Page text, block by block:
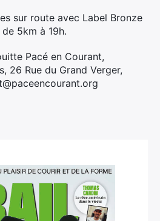
sur route avec Label Bronze
5km à 19h.
Pacé en Courant,
26 Rue du Grand Verger,